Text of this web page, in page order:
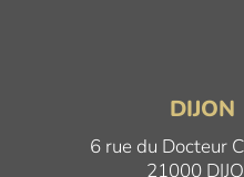
DIJON
6 rue du Docteur
21000